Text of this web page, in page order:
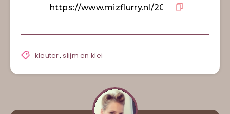
kleuter,slijm en klei